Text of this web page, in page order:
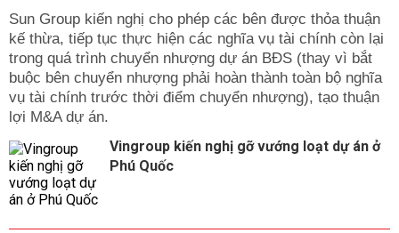
Sun Group kiến nghị cho phép các bên được thỏa thuận
kế thừa, tiếp tục thực hiện các nghĩa vụ tài chính còn lại
trong quá trình chuyển nhượng dự án BĐS (thay vì bắt
buộc bên chuyển nhượng phải hoàn thành toàn bộ nghĩa
vụ tài chính trước thời điểm chuyển nhượng), tạo thuận
lợi M&A dự án.
Vingroup kiến nghị gỡ vướng loạt dự án ở
Phú Quốc